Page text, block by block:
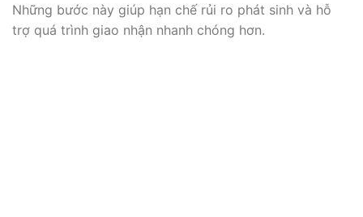
Những bước này giúp hạn chế rủi ro phát sinh và hỗ
trợ quá trình giao nhận nhanh chóng hơn.